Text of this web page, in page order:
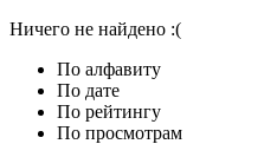
Ничего не найдено :(
По алфавиту
По дате
По рейтингу
По просмотрам